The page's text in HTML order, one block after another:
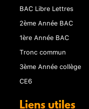
BAC Libre Lettres
2ème Année BAC
1ère Année BAC
Tronc commun
3ème Année collège
CE6
Liens utiles